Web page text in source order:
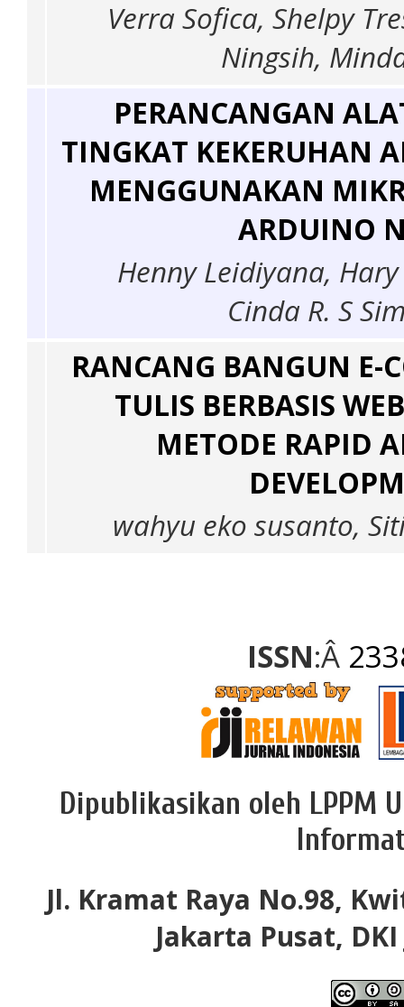
Verra Sofica, Shelpy
Ningsih,
PERANCANGAN
TINGKAT KEKERUHAN
MENGGUNAKAN
ARDUINO
Henny Leidiyana,
Cinda R. S
RANCANG BANGUN E-
TULIS BERBASIS
METODE RAPID
wahyu eko susanto,
ISSN:Â
Dipublikasikan oleh LPPM
Jl. Kramat Raya No.98,
Jakarta Pusat,